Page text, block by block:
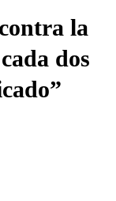
la
dos